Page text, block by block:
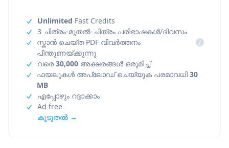
Unlimited Fast Credits
3 ചിത്രം-മുതൽ-ചിത്രം പരിഭാഷകൾ/ദിവസം
സ്കാൻ ചെയ്ത PDF വിവർത്തനം
പിന്തുണയ്ക്കുന്നു
i
വരെ 30,000 അക്ഷരങ്ങൾ ഒരുമിച്ച്
ഫയലുകൾ അപ്‌ലോഡ് ചെയ്യുക പരമാവധി30
MB
എപ്പോഴും റദ്ദാക്കാം
Ad free
കൂടുതൽ →